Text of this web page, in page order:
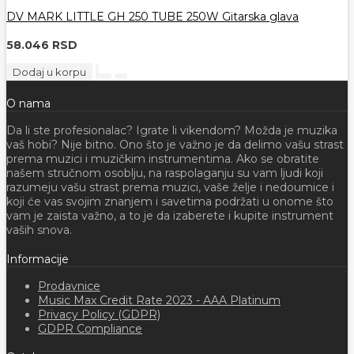
DV MARK LITTLE GH 250 TUBE 250W Gitarska glava
58.046 RSD
Dodaj u korpu
O nama
Da li ste profesionalac? Igrate li vikendom? Možda je muzika
vaš hobi? Nije bitno. Ono što je važno je da delimo vašu strast
prema muzici i muzičkim instrumentima. Ako se obratite
našem stručnom osoblju, na raspolaganju su vam ljudi koji
razumeju vašu strast prema muzici, vaše želje i nedoumice i
koji će vas svojim znanjem i savetima podržati u onome što
vam je zaista važno, a to je da izaberete i kupite instrument
vaših snova.
Informacije
Prodavnice
Music Max Credit Rate 2023 - AAA Platinum
Privacy Policy (GDPR)
GDPR Compliance